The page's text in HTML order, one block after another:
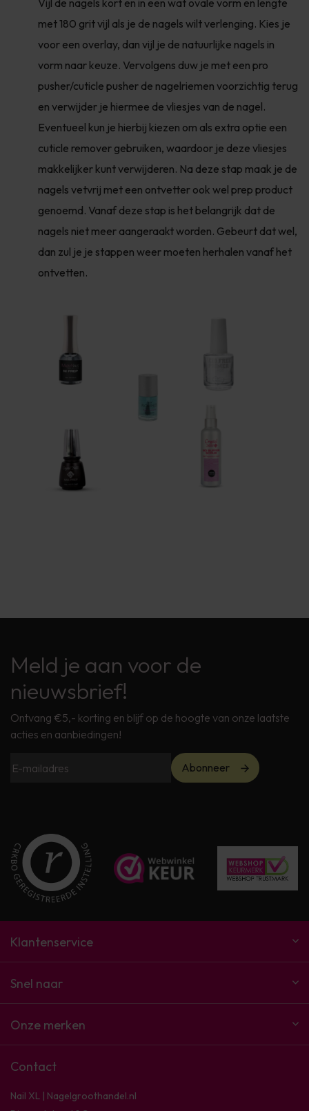
met 180 grit vijl als je de nagels wilt verlenging. Kies je
voor een overlay, dan vijl je de natuurlijke nagels in
vorm naar keuze. Vervolgens duw je met een pro
pusher/cuticle pusher de nagelriemen voorzichtig terug
en verwijder je hiermee de vliesjes van de nagel.
Eventueel kun je hierbij kiezen om als extra optie een
cuticle remover gebruiken, waardoor je deze vliesjes
makkelijker kunt verwijderen. Na deze stap maak je de
nagels vetvrij met een ontvetter ook wel prep product
genoemd. Vanaf deze stap is het belangrijk dat de
nagels niet meer aangeraakt worden. Gebeurt dat wel,
dan zul je je stappen weer moeten herhalen vanaf het
ontvetten.
Meld je aan voor de
nieuwsbrief!
Ontvang €5,- korting en blijf op de hoogte van onze laatste
acties en aanbiedingen!
Abonneer
Klantenservice
Snel naar
Onze merken
Contact
Nail XL | Nagelgroothandel.nl